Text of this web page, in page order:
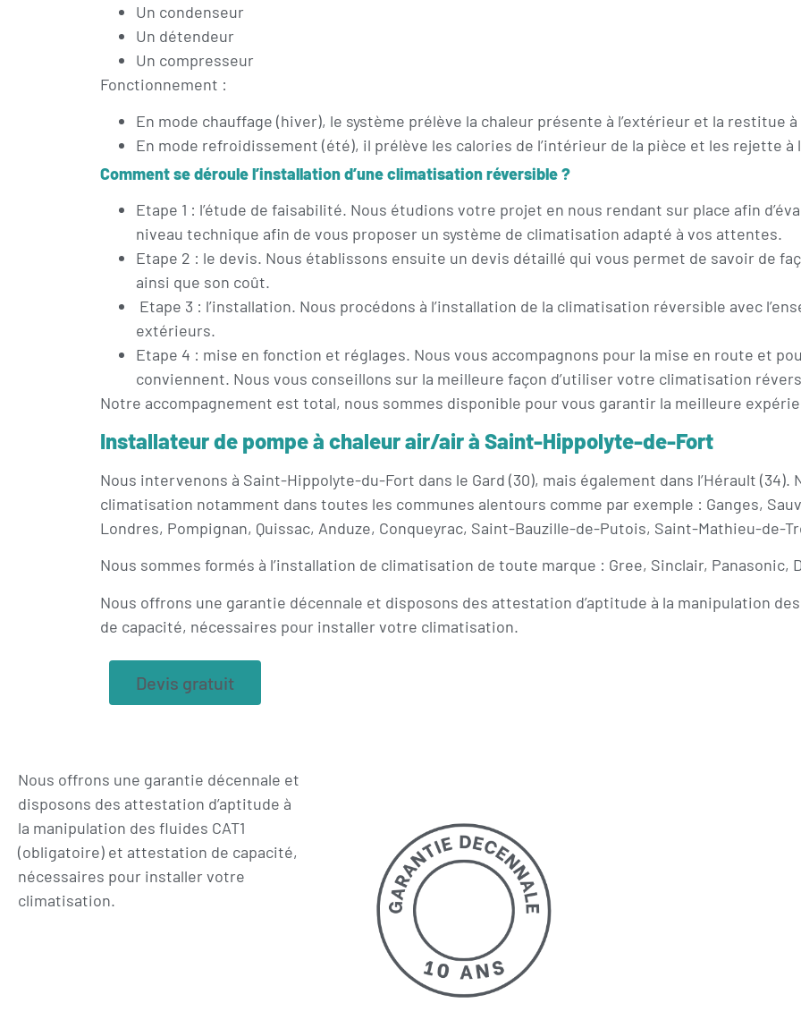
Un condenseur
Un détendeur
Un compresseur
Fonctionnement :
En mode chauffage (hiver), le système prélève la chaleur présente à l’extérieur et la restitue
En mode refroidissement (été), il prélève les calories de l’intérieur de la pièce et les rejette à
Comment se déroule l’installation d’une climatisation réversible ?
Etape 1 : l’étude de faisabilité. Nous étudions votre projet en nous rendant sur place afin
niveau technique afin de vous proposer un système de climatisation adapté à vos attentes.
Etape 2 : le devis. Nous établissons ensuite un devis détaillé qui vous permet de savoir de
ainsi que son coût.
Etape 3 : l’installation. Nous procédons à l’installation de la climatisation réversible avec
extérieurs.
Etape 4 : mise en fonction et réglages. Nous vous accompagnons pour la mise en route et
conviennent. Nous vous conseillons sur la meilleure façon d’utiliser votre climatisation
Notre accompagnement est total, nous sommes disponible pour vous garantir la meilleure
Installateur de pompe à chaleur air/air à Saint-Hippolyte-de-Fort
Nous intervenons à Saint-Hippolyte-du-Fort dans le Gard (30), mais également dans l’Hérault
climatisation notamment dans toutes les communes alentours comme par exemple : Ganges,
Londres, Pompignan, Quissac, Anduze, Conqueyrac, Saint-Bauzille-de-Putois, Saint-Mathieu-de-
Nous sommes formés à l’installation de climatisation de toute marque : Gree, Sinclair, Panasonic,
Nous offrons une garantie décennale et disposons des attestation d’aptitude à la manipulation
de capacité, nécessaires pour installer votre climatisation.
Devis gratuit
Nous offrons une garantie décennale et
disposons des attestation d’aptitude à
la manipulation des fluides CAT1
(obligatoire) et attestation de capacité,
nécessaires pour installer votre
climatisation.